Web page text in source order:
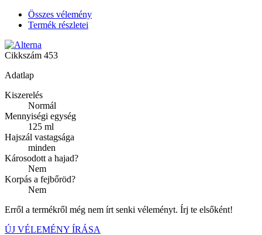
Összes vélemény
Termék részletei
Cikkszám 453
Adatlap
Kiszerelés
Normál
Mennyiségi egység
125 ml
Hajszál vastagsága
minden
Károsodott a hajad?
Nem
Korpás a fejbőröd?
Nem
Erről a termékről még nem írt senki véleményt. Írj te elsőként!
ÚJ VÉLEMÉNY ÍRÁSA